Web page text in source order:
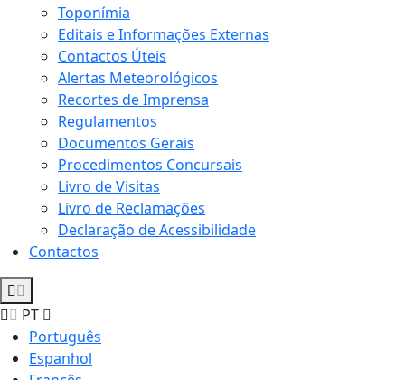
Toponímia
Editais e Informações Externas
Contactos Úteis
Alertas Meteorológicos
Recortes de Imprensa
Regulamentos
Documentos Gerais
Procedimentos Concursais
Livro de Visitas
Livro de Reclamações
Declaração de Acessibilidade
Contactos
PT
Português
Espanhol